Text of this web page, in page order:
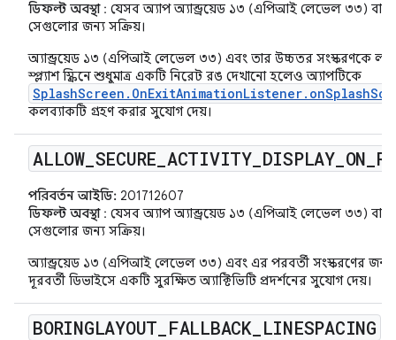
ডিফল্ট অবস্থা: যেসব অ্যাপ অ্যান্ড্রয়েড ১৩ (এপিআই লেভেল ৩৩) বা
সেগুলোর জন্য সক্রিয়।
অ্যান্ড্রয়েড ১৩ (এপিআই লেভেল ৩৩) এবং তার উচ্চতর সংস্করণকে
স্প্ল্যাশ স্ক্রিনে শুধুমাত্র একটি নিরেট রঙ দেখানো হলেও অ্যাপটিকে
কলব্যাকটি গ্রহণ করার সুযোগ দেয়।
ALLOW_ SECURE ACTIVITY_ DISPLAY_ ON
পরিবর্তন আইডি: 201712607
ডিফল্ট অবস্থা: যেসব অ্যাপ অ্যান্ড্রয়েড ১৩ (এপিআই লেভেল ৩৩) বা
সেগুলোর জন্য সক্রিয়।
অ্যান্ড্রয়েড ১৩ (এপিআই লেভেল ৩৩) এবং এর পরবর্তী সংস্করণের জন্য
দূরবর্তী ডিভাইসে একটি সুরক্ষিত অ্যাক্টিভিটি প্রদর্শনের সুযোগ দেয়।
BORINGLAYOUT FALLBACK LINESPACING